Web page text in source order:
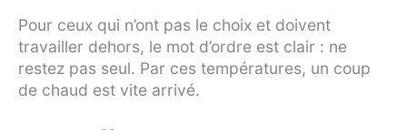
Pour ceux qui n’ont pas le choix et doivent
travailler dehors, le mot d’ordre est clair : ne
restez pas seul. Par ces températures, un coup
de chaud est vite arrivé.